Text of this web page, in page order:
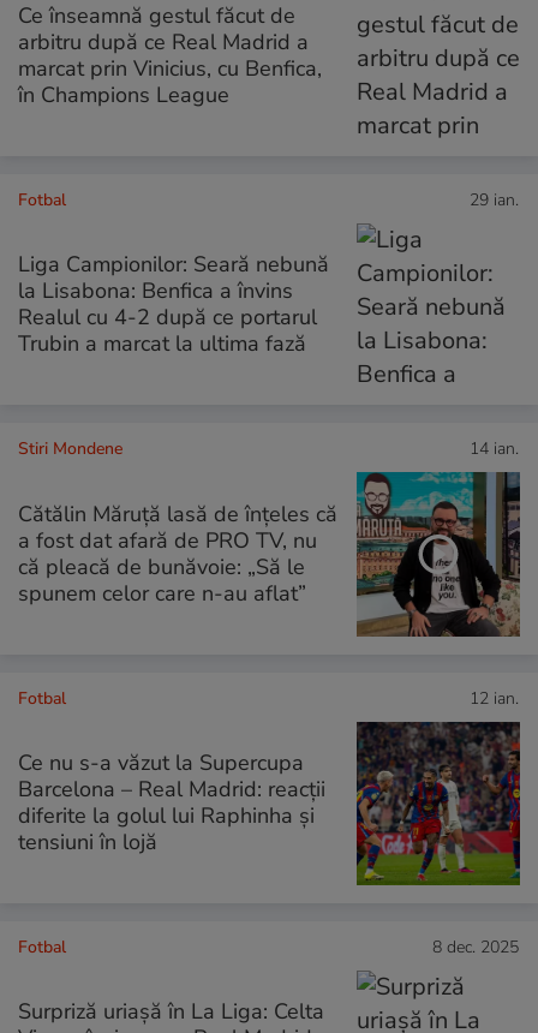
Ce înseamnă gestul făcut de
arbitru după ce Real Madrid a
marcat prin Vinicius, cu Benfica,
în Champions League
Fotbal 29 ian.
Liga Campionilor: Seară nebună
la Lisabona: Benfica a învins
Realul cu 4-2 după ce portarul
Trubin a marcat la ultima fază
Stiri Mondene 14 ian.
Cătălin Măruță lasă de înțeles că
a fost dat afară de PRO TV, nu
că pleacă de bunăvoie: „Să le
spunem celor care n-au aflat”
Fotbal 12 ian.
Ce nu s-a văzut la Supercupa
Barcelona – Real Madrid: reacții
diferite la golul lui Raphinha și
tensiuni în lojă
Fotbal 8 dec. 2025
Surpriză uriașă în La Liga: Celta